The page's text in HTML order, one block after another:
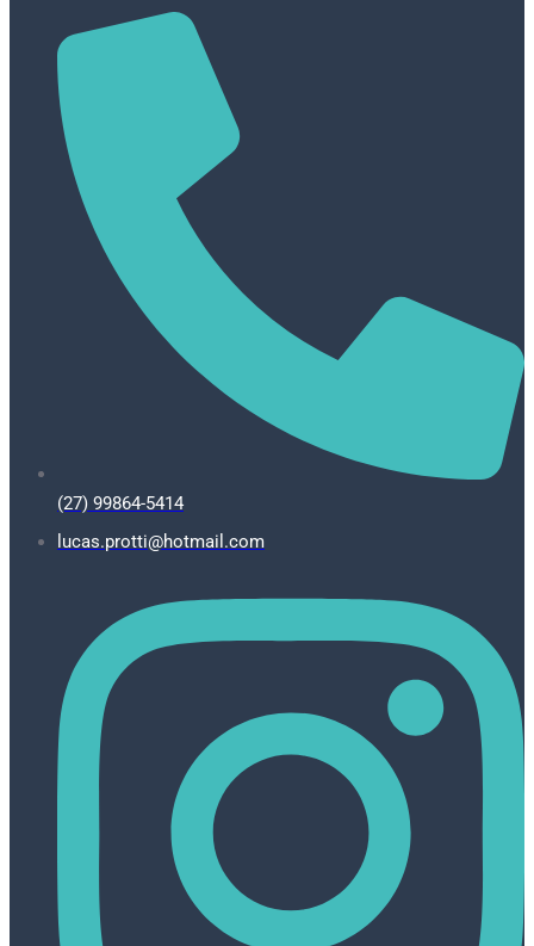
(27) 99864-5414
lucas.protti@hotmail.com